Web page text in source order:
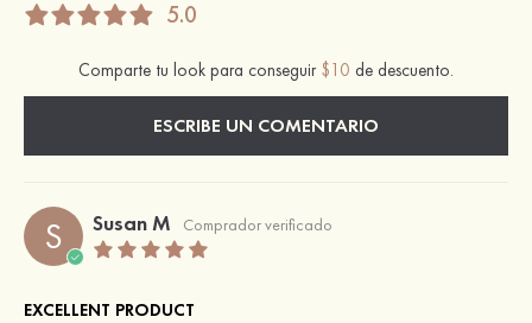
5.0
Comparte tu look para conseguir $10 de descuento.
ESCRIBE UN COMENTARIO
S Susan M Comprador verificado
EXCELLENT PRODUCT